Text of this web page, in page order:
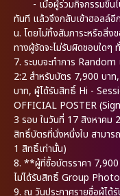
- เมื่อผู้ร่วมกิจกรรมขึ้นไ
ทันที แล้วจึงกลับเข้าฮอลล์อี
น. โดยไม่ทิ้งสัมภาระหรือสิ่
ทางผู้จัดจะไม่รับผิดชอบใดๆ
7. ระบบจะทำการ
2:2 สำหรับบัตร 7,900 บา
บาท, ผู้ได้รับสิทธิ์ Hi -
OFFICIAL POSTER
3 รอบ ในวันที่ 17 สิงหาคม
สิทธิ์บัตรที่นั่งหนึ่งใบ สามา
1 สิทธิ์เท่านั้น)
8. **ผู้ที่ซื้อบัตรราคา
ไม่ได้รับสิทธิ์ Group
9. ณ วันประกาศรายชื่อผู้ไ